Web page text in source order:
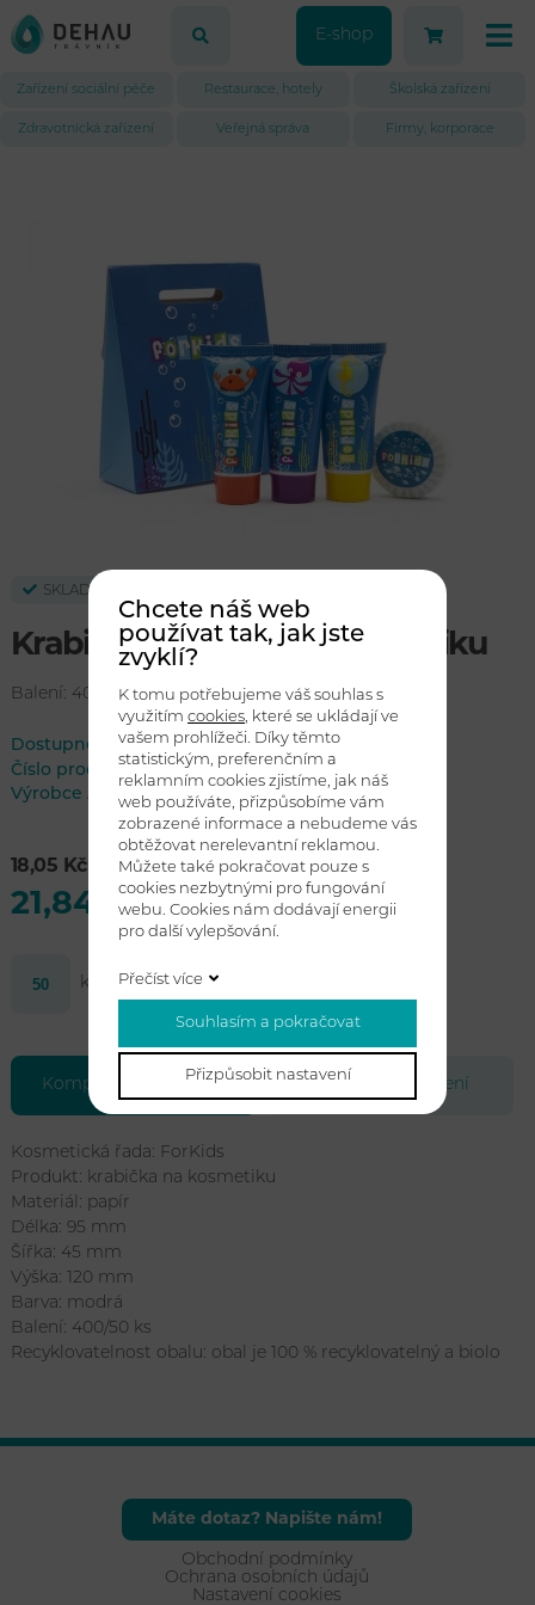
E-shop
Zařízení sociální péče Restaurace, hotely Školská zařízení
Zdravotnická zařízení Veřejná správa Firmy, korporace
SKLADEM
Krabička na dětskou kosmetiku
Balení: 400 / 50 ks
Dostupnost: skladem
Číslo produktu ROFK-BOX
Výrobce ALDA
18,05 Kč bez DPH
21,84 Kč s DPH
ks Koupit
Kompletní specifikace Soubory ke stažení
Kosmetická řada: ForKids
Produkt: krabička na kosmetiku
Materiál: papír
Délka: 95 mm
Šířka: 45 mm
Výška: 120 mm
Barva: modrá
Balení: 400/50 ks
Recyklovatelnost obalu: obal je 100 % recyklovatelný a biolo
Máte dotaz? Napište nám!
Obchodní podmínky
Ochrana osobních údajů
Nastavení cookies
Chcete náš web
používat tak, jak jste
zvyklí?
K tomu potřebujeme váš souhlas s
využitím cookies , které se ukládají ve
vašem prohlížeči. Díky těmto
statistickým, preferenčním a
reklamním cookies zjistíme, jak náš
web používáte, přizpůsobíme vám
zobrazené informace a nebudeme vás
obtěžovat nerelevantní reklamou.
Můžete také pokračovat pouze s
cookies nezbytnými pro fungování
webu. Cookies nám dodávají energii
pro další vylepšování.
Přečíst více
Souhlasím a pokračovat
Přizpůsobit nastavení